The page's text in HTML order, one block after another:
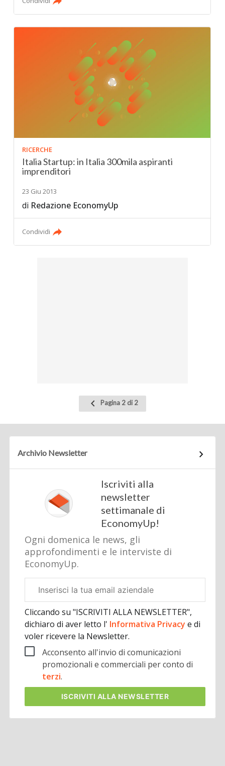
RICERCHE
Italia Startup: in Italia 300mila aspiranti
imprenditori
23 Giu 2013
di Redazione EconomyUp
Condividi
Pagina
precedente
Pagina 2 di 2
Archivio Newsletter
Iscriviti alla
newsletter
settimanale di
EconomyUp!
Ogni domenica le news, gli
approfondimenti e le interviste di
EconomyUp.
aziendale
Cliccando su "ISCRIVITI ALLA NEWSLETTER",
dichiaro di aver letto l' Informativa Privacye di
voler ricevere la Newsletter.
Acconsento all'invio di comunicazioni
promozionali e commerciali per conto di
terzi.
ISCRIVITI ALLA NEWSLETTER